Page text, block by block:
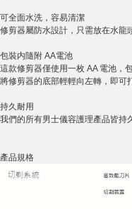
可全面水洗，容易清潔
修剪器屬防水設計，只需放在水龍
包裝内隨附 AA電池
這款修剪器僅使用一枚 AA 電池，
將修剪器的底部輕輕向左轉，即可
持久耐用
我們的所有男士儀容護理產品皆持
產品規格